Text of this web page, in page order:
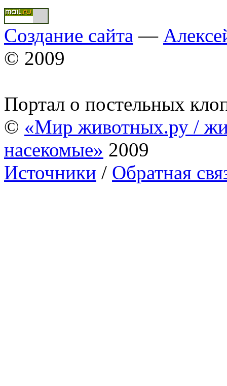
Создание сайта —
© 2009
Портал о постельных
© «Мир животных.ру /
насекомые» 2009
Источники / Обратная